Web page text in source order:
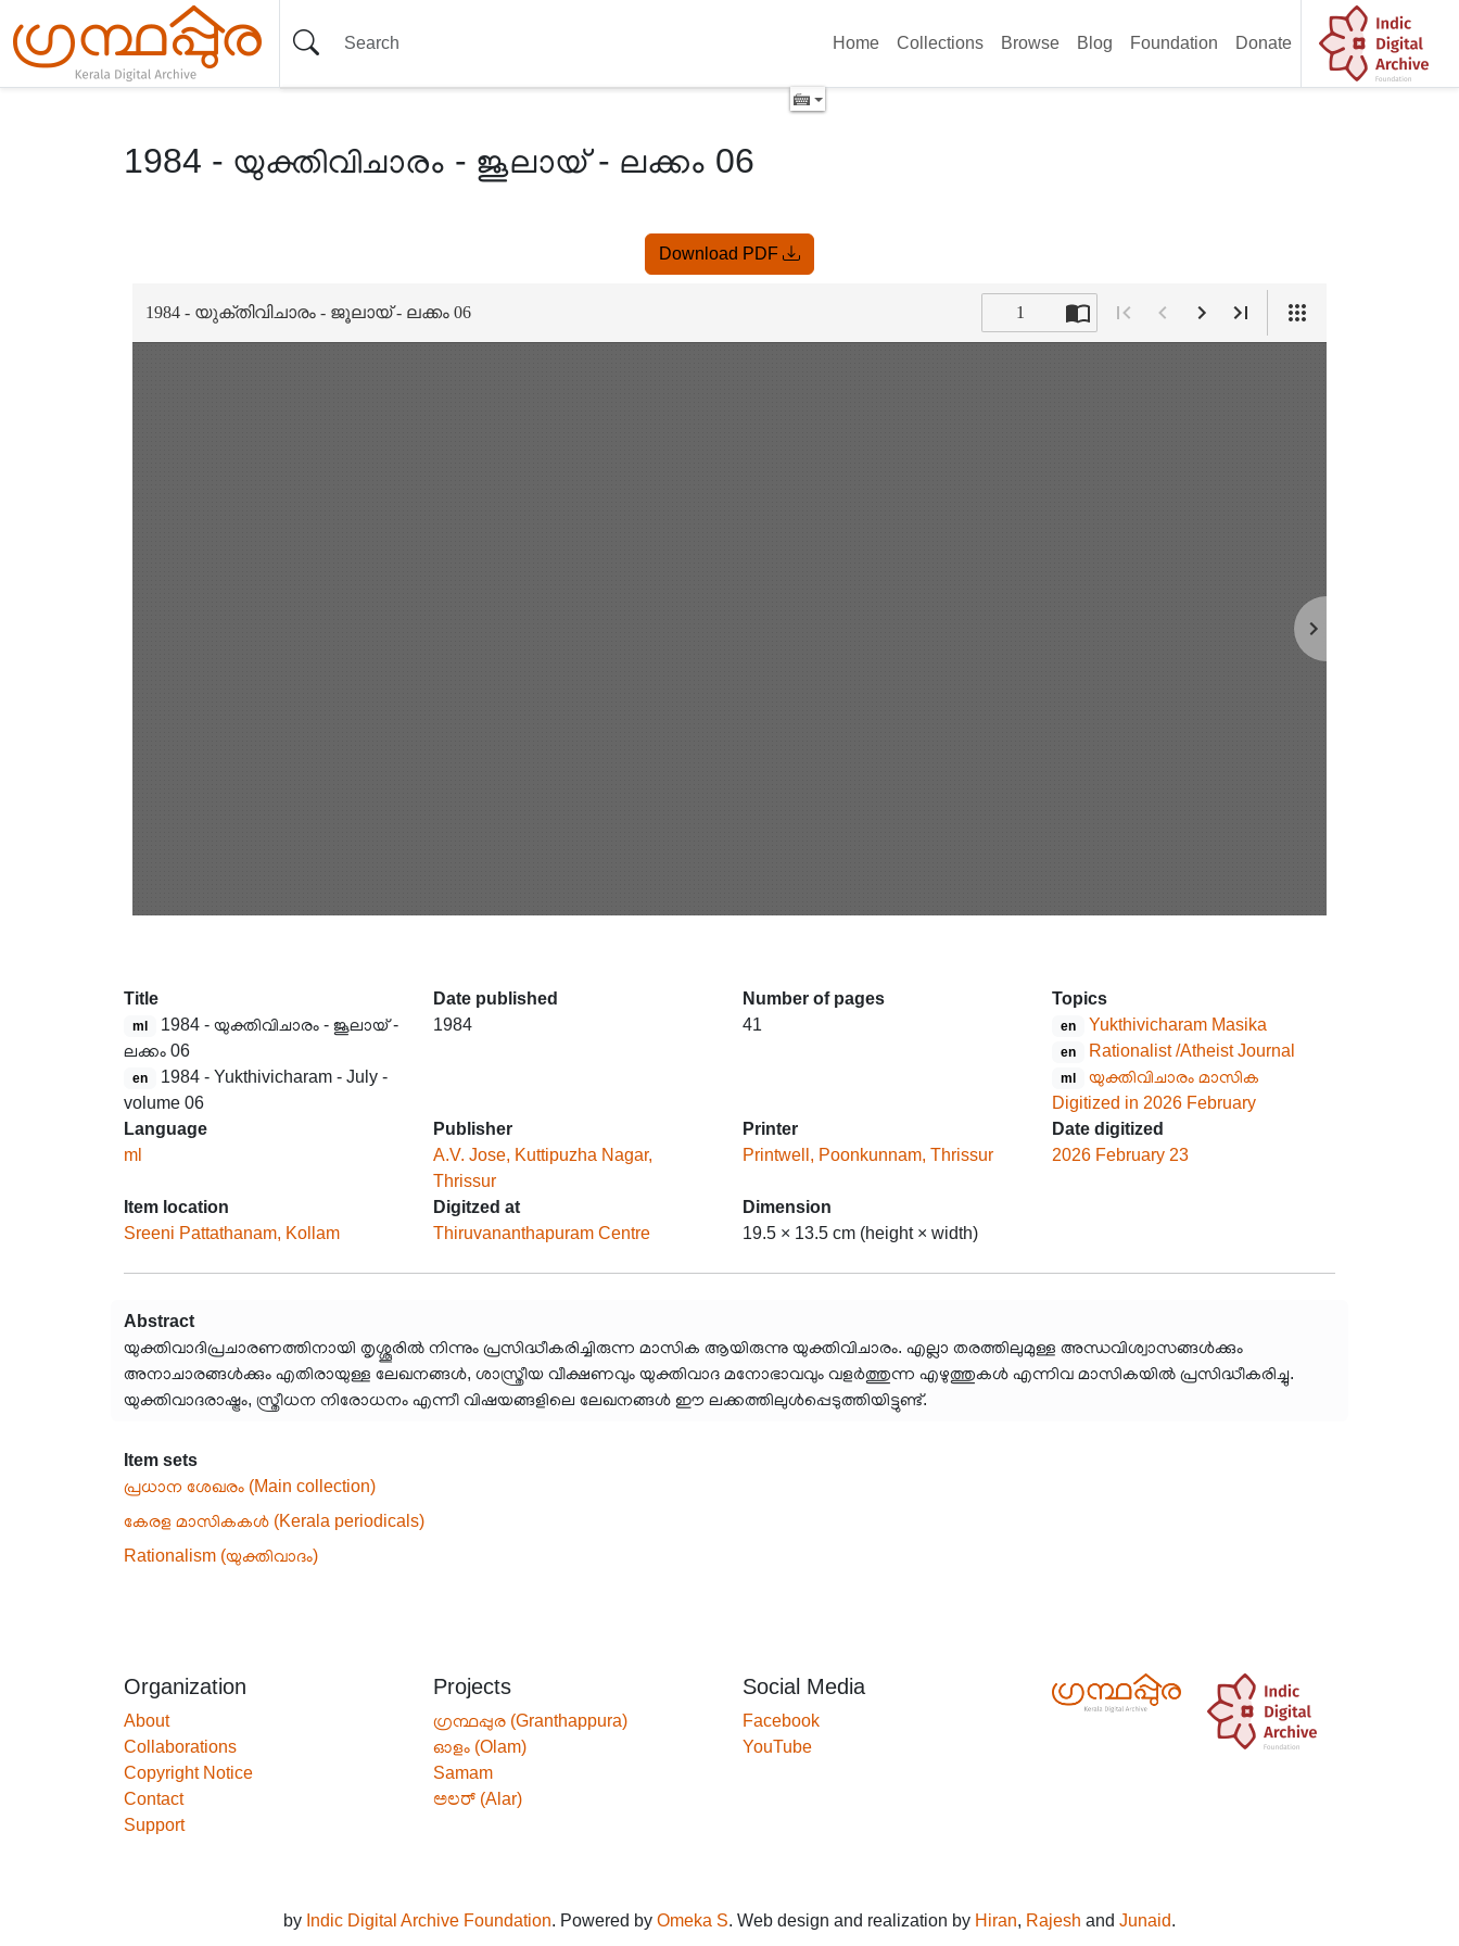
Home Collections Browse Blog Foundation Donate
1984 - യുക്തിവിചാരം - ജൂലായ് - ലക്കം 06
Download PDF
Title
ml
1984 - യുക്തിവിചാരം - ജൂലായ് -
ലക്കം 06
en
1984 - Yukthivicharam - July -
volume 06
Date published
1984
Number of pages
41
Topics
en Yukthivicharam Masika
en Rationalist /Atheist Journal
ml
യുക്തിവിചാരം മാസിക
Digitized in 2026 February
Language
ml
Publisher
A.V. Jose, Kuttipuzha Nagar,
Thrissur
Printer
Printwell, Poonkunnam, Thrissur
Date digitized
2026 February 23
Item location
Sreeni Pattathanam, Kollam
Digitzed at
Thiruvananthapuram Centre
Dimension
19.5 × 13.5 cm (height × width)
Abstract
യുക്തിവാദിപ്രചാരണത്തിനായി തൃശ്ശൂരിൽ നിന്നും പ്രസിദ്ധീകരിച്ചിരുന്ന മാസിക ആയിരുന്നു യുക്തിവിചാരം. എല്ലാ തരത്തിലുമുള്ള അന്ധവിശ്വാസങ്ങൾക്കും
അനാചാരങ്ങൾക്കും എതിരായുള്ള ലേഖനങ്ങൾ, ശാസ്ത്രീയ വീക്ഷണവും യുക്തിവാദ മനോഭാവവും വളർത്തുന്ന എഴുത്തുകൾ എന്നിവ മാസികയിൽ പ്രസിദ്ധീകരിച്ചു.
യുക്തിവാദരാഷ്ട്രം, സ്ത്രീധന നിരോധനം എന്നീ വിഷയങ്ങളിലെ ലേഖനങ്ങൾ ഈ ലക്കത്തിലുൾപ്പെടുത്തിയിട്ടുണ്ട്.
Item sets
പ്രധാന ശേഖരം (Main collection)
കേരള മാസികകൾ (Kerala periodicals)
Rationalism (യുക്തിവാദം)
Organization
About
Collaborations
Copyright Notice
Contact
Support
Projects
ഗ്രന്ഥപ്പുര (Granthappura)
ഓളം (Olam)
Samam
ಅಲರ್ (Alar)
Social Media
Facebook
YouTube
by Indic Digital Archive Foundation. Powered by Omeka S. Web design and realization by Hiran, Rajesh and Junaid.